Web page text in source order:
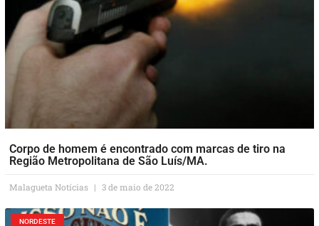
Corpo de homem é encontrado com marcas de tiro na
Região Metropolitana de São Luís/MA.
Malagueta Notícias 3 de maio de 2022
NORDESTE